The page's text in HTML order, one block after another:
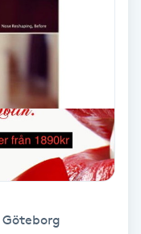
Göteborg